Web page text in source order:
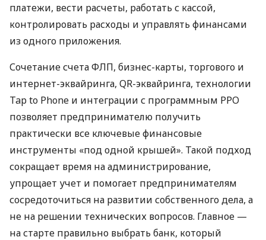
платежи, вести расчеты, работать с кассой,
контролировать расходы и управлять финансами
из одного приложения.
Сочетание счета ФЛП, бизнес-карты, торгового и
интернет-эквайринга, QR-эквайринга, технологии
Tap to Phone и интеграции с программным РРО
позволяет предпринимателю получить
практически все ключевые финансовые
инструменты «под одной крышей». Такой подход
сокращает время на администрирование,
упрощает учет и помогает предпринимателям
сосредоточиться на развитии собственного дела, а
не на решении технических вопросов. Главное —
на старте правильно выбрать банк, который